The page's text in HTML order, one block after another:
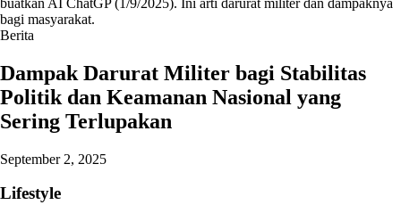
Berita
Dampak Darurat Militer bagi Stabilitas
Politik dan Keamanan Nasional yang
Sering Terlupakan
September 2, 2025
Lifestyle